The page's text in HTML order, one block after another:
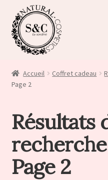
Accueil Coffret cadeau
Page 2
Résultats
Page 2